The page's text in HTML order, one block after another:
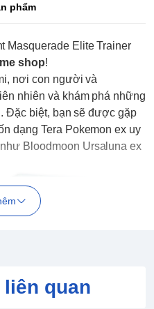
phẩm
Masquerade Elite Trainer
shop!
nơi con người và
nhiên và khám phá những
Đặc biệt, bạn sẽ được gặp
dạng Tera Pokemon ex uy
Bloodmoon Ursaluna ex
liên quan